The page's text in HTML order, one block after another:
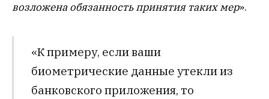
возложена обязанность принятия таких мер».
«К примеру, если ваши
биометрические данные утекли из
банковского приложения, то